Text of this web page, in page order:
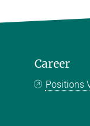
Career
Positions